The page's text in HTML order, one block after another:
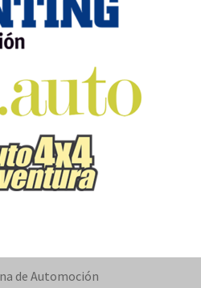
de Automoción